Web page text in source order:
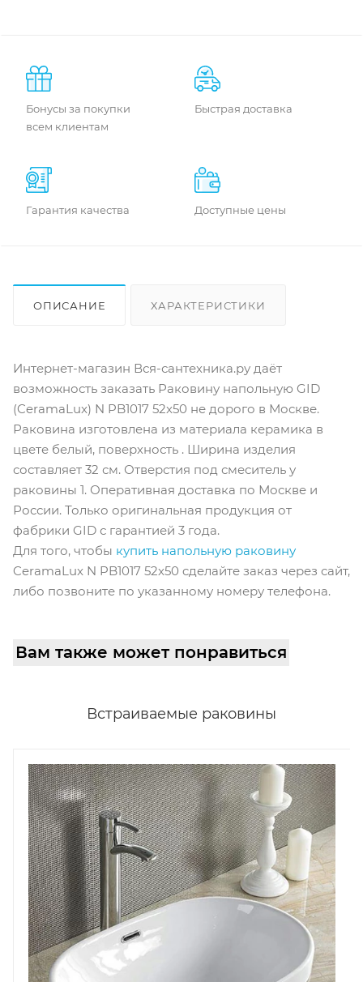
Бонусы за покупки
всем клиентам
Быстрая доставка
Гарантия качества Доступные цены
ОПИСАНИЕ ХАРАКТЕРИСТИКИ
Интернет-магазин Вся-сантехника.ру даёт
возможность заказать Раковину напольную GID
(CeramaLux) N PB1017 52x50 не дорого в Москве.
Раковина изготовлена из материала керамика в
цвете белый, поверхность . Ширина изделия
составляет 32 см. Отверстия под смеситель у
раковины 1. Оперативная доставка по Москве и
России. Только оригинальная продукция от
фабрики GID с гарантией 3 года.
Для того, чтобы купить напольную раковину
CeramaLux N PB1017 52x50 cделайте заказ через сайт,
либо позвоните по указанному номеру телефона.
Вам также может понравиться
Встраиваемые раковины